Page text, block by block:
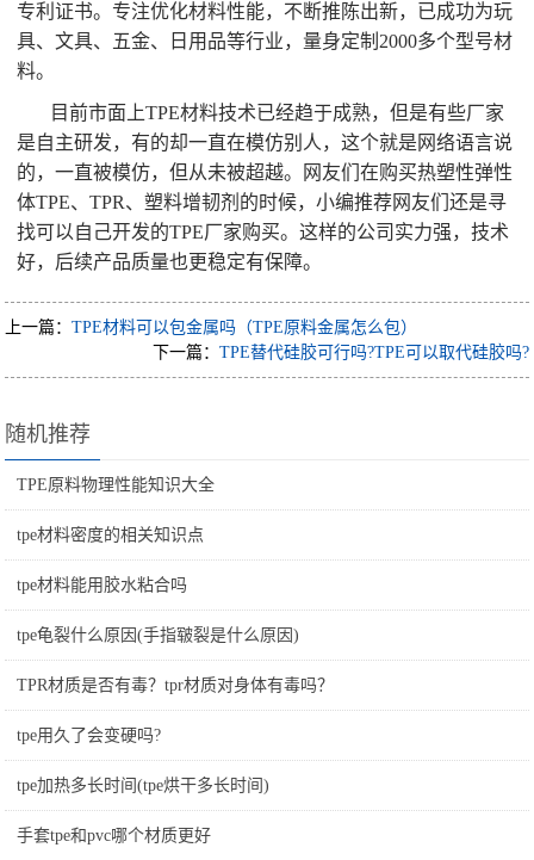
专利证书。专注优化材料性能，不断推陈出新，已成功为玩
具、文具、五金、日用品等行业，量身定制2000多个型号材
料。
目前市面上TPE材料技术已经趋于成熟，但是有些厂家
是自主研发，有的却一直在模仿别人，这个就是网络语言说
的，一直被模仿，但从未被超越。网友们在购买热塑性弹性
体TPE、TPR、塑料增韧剂的时候，小编推荐网友们还是寻
找可以自己开发的TPE厂家购买。这样的公司实力强，技术
好，后续产品质量也更稳定有保障。
上一篇：TPE材料可以包金属吗（TPE原料金属怎么包）
下一篇： TPE替代硅胶可行吗?TPE可以取代硅胶吗?
随机推荐
TPE原料物理性能知识大全
tpe材料密度的相关知识点
tpe材料能用胶水粘合吗
tpe龟裂什么原因(手指皲裂是什么原因)
TPR材质是否有毒？tpr材质对身体有毒吗？
tpe用久了会变硬吗?
tpe加热多长时间(tpe烘干多长时间)
手套tpe和pvc哪个材质更好